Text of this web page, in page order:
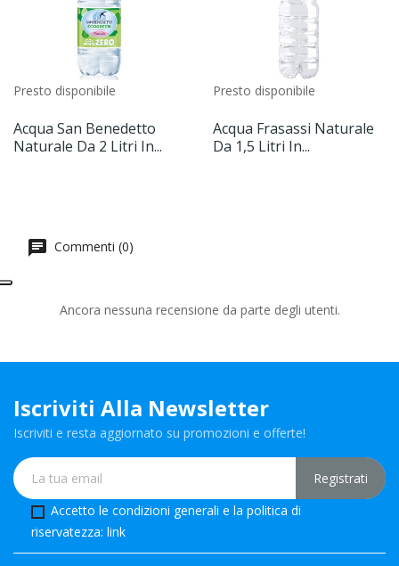
Presto disponibile
Acqua San Benedetto
Naturale Da 2 Litri In...
Presto disponibile
Acqua Frasassi Naturale
Da 1,5 Litri In...
Commenti (0)
Ancora nessuna recensione da parte degli utenti.
Iscriviti Alla Newsletter
Iscriviti e resta aggiornato su promozioni e offerte!
Accetto le condizioni generali e la politica di
riservatezza: link